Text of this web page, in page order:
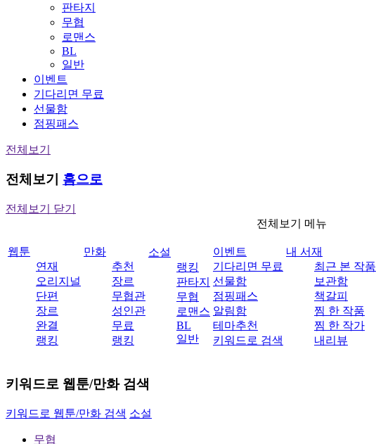
판타지
무협
로맨스
BL
일반
이벤트
기다리면 무료
선물함
점핑패스
전체보기
전체보기 홈으로
전체보기 닫기
전체보기 메뉴
웹툰
연재
오리지널
단편
장르
완결
랭킹
만화
추천
장르
무협관
성인관
무료
랭킹
소설
랭킹
판타지
무협
로맨스
BL
일반
이벤트
기다리면 무료
선물함
점핑패스
알림함
테마추천
키워드로 검색
내 서재
최근 본 작품
보관함
책갈피
찜 한 작품
찜 한 작가
내리뷰
키워드로 웹툰/만화 검색
키워드로 웹툰/만화 검색 소설
무협